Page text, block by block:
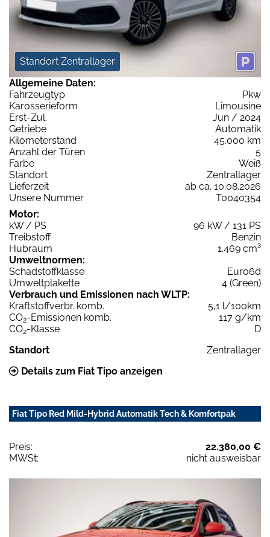
Standort Zentrallager
Allgemeine Daten:
Fahrzeugtyp
Pkw
Karosserieform
Limousine
Erst-Zul.
Jun / 2024
Getriebe
Automatik
Kilometerstand
45.000 km
Anzahl der Türen
5
Farbe
Weiß
Standort
Zentrallager
Lieferzeit
ab ca. 10.08.2026
Unsere Nummer
T0040354
Motor:
kW / PS
96 kW / 131 PS
Treibstoff
Benzin
Hubraum
1.469 cm³
Umweltnormen:
Schadstoffklasse
Euro6d
Umweltplakette
4 (Green)
Verbrauch und Emissionen nach WLTP:
Kraftstoffverbr. komb.
5,1 l/100km
CO2-Emissionen komb.
117 g/km
CO2-Klasse
D
Standort
Zentrallager
Details zum Fiat Tipo anzeigen
Fiat Tipo Red Mild-Hybrid Automatik Tech & Komfortpak
Preis:
22.380,00 €
MWSt:
nicht ausweisbar